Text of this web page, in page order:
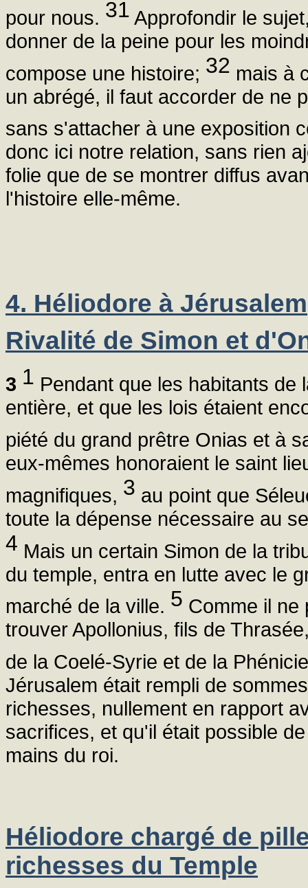
pour nous. 31 Approfondir le
donner de la peine pour les
compose une histoire; 32 mais à
un abrégé, il faut accorder de ne
sans s'attacher à une exposition
donc ici notre relation, sans rien
folie que de se montrer diffus
l'histoire elle-même.
4. Héliodore à Jérusalem
Rivalité de Simon et
3 1 Pendant que les habitants de
entière, et que les lois étaient
piété du grand prêtre Onias et à
eux-mêmes honoraient le saint
magnifiques, 3 au point que
toute la dépense nécessaire au
4 Mais un certain Simon de la
du temple, entra en lutte avec le
marché de la ville. 5 Comme il ne
trouver Apollonius, fils de
de la Coelé-Syrie et de la
Jérusalem était rempli de
richesses, nullement en rapport
sacrifices, et qu'il était possible
mains du roi.
Héliodore chargé de
richesses du Temple